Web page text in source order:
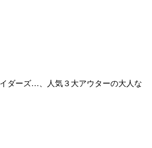
ダーズ…、人気３大アウターの大人な